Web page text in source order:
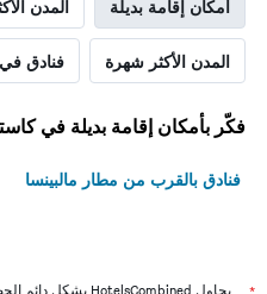
أمكان إقامة بديلة المدن
المدن الأكثر شهرة فنادق
فكّر بأمكان إقامة بديلة في
فنادق بالقرب من مطار مالبينسا
يحاول HotelsCombined بشكل دائم الحصول على الأسعار الدقيقة، ولكن